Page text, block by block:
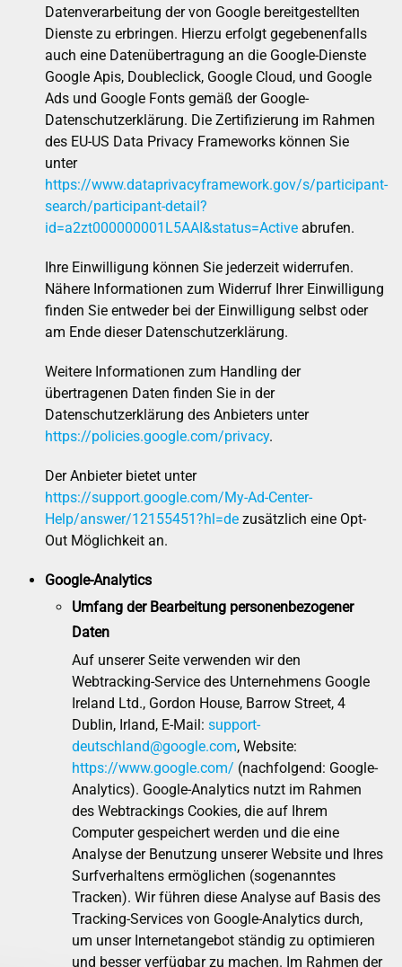
Datenverarbeitung der von Google bereitgestellten
Dienste zu erbringen. Hierzu erfolgt gegebenenfalls
auch eine Datenübertragung an die Google-Dienste
Google Apis, Doubleclick, Google Cloud, und Google
Ads und Google Fonts gemäß der Google-
Datenschutzerklärung. Die Zertifizierung im Rahmen
des EU-US Data Privacy Frameworks können Sie
unter
https://www.dataprivacyframework.gov/s/participant-
search/participant-detail?
id=a2zt000000001L5AAI&status=Active abrufen.
Ihre Einwilligung können Sie jederzeit widerrufen.
Nähere Informationen zum Widerruf Ihrer Einwilligung
finden Sie entweder bei der Einwilligung selbst oder
am Ende dieser Datenschutzerklärung.
Weitere Informationen zum Handling der
übertragenen Daten finden Sie in der
Datenschutzerklärung des Anbieters unter
https://policies.google.com/privacy.
Der Anbieter bietet unter
https://support.google.com/My-Ad-Center-
Help/answer/12155451?hl=de zusätzlich eine Opt-
Out Möglichkeit an.
Google-Analytics
Umfang der Bearbeitung personenbezogener
Daten
Auf unserer Seite verwenden wir den
Webtracking-Service des Unternehmens Google
Ireland Ltd., Gordon House, Barrow Street, 4
Dublin, Irland, E-Mail: support-
deutschland@google.com, Website:
https://www.google.com/ (nachfolgend: Google-
Analytics). Google-Analytics nutzt im Rahmen
des Webtrackings Cookies, die auf Ihrem
Computer gespeichert werden und die eine
Analyse der Benutzung unserer Website und Ihres
Surfverhaltens ermöglichen (sogenanntes
Tracken). Wir führen diese Analyse auf Basis des
Tracking-Services von Google-Analytics durch,
um unser Internetangebot ständig zu optimieren
und besser verfügbar zu machen. Im Rahmen der